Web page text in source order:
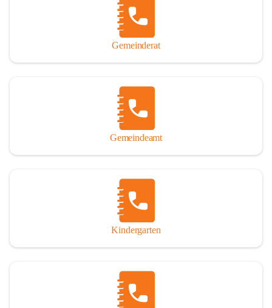
Gemeinderat
Gemeindeamt
Kindergarten